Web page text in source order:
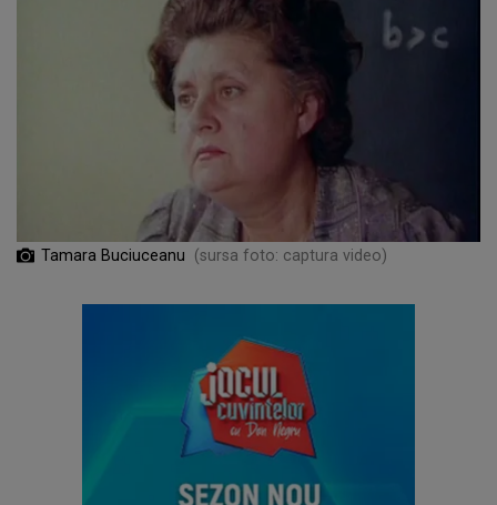
Tamara Buciuceanu (sursa foto: captura video)